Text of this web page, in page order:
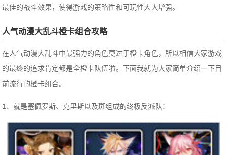
最佳的战斗效果，使得游戏的策略性和可玩性大大增强。
人气动漫大乱斗橙卡组合攻略
在人气动漫大乱斗中最强力的角色莫过于橙卡角色，所以相信大家游戏
的最终的追求肯定都是全橙卡队伍啦。下面我就为大家简单介绍一下目
前流行的橙卡组合。
1、就是塞佩罗斯、克里斯以及斑组成的终极反派队：